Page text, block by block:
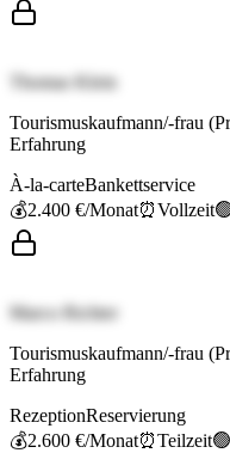
Thomas Klein
Tourismuskaufmann/-frau
Erfahrung
À-la-carteBankettservice
💰2.400 €/Monat⏰Vollzeit
Marco Richter
Tourismuskaufmann/-frau
Erfahrung
RezeptionReservierung
💰2.600 €/Monat⏰Teilzeit🟢